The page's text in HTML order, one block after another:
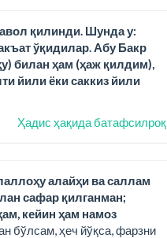
қилинди. Шунда у:
ўқидилар. Абу Бакр
билан ҳам (ҳаж қилдим),
йили ёки саккиз йили
Ҳадис ҳақида батафсилроқ
алайҳи ва саллам
сафар қилганман;
кейин ҳам намоз
бўлсам, ҳеч йўқса, фарзни